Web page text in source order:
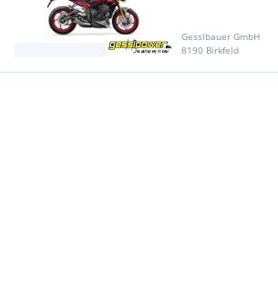
Gesslbauer GmbH
8190 Birkfeld